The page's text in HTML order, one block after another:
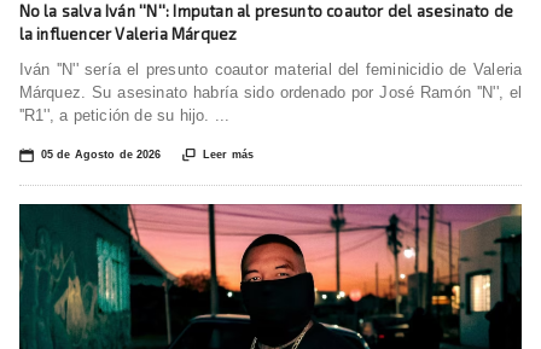
No la salva Iván ''N'': Imputan al presunto coautor del asesinato de
la influencer Valeria Márquez
Iván ''N'' sería el presunto coautor material del feminicidio de Valeria
Márquez. Su asesinato habría sido ordenado por José Ramón ''N'', el
''R1'', a petición de su hijo. ...
📅 05 de Agosto de 2026  Leer más